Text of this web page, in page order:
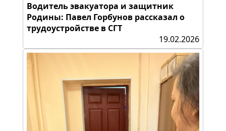
Водитель эвакуатора и защитник
Родины: Павел Горбунов рассказал о
трудоустройстве в СГТ
19.02.2026